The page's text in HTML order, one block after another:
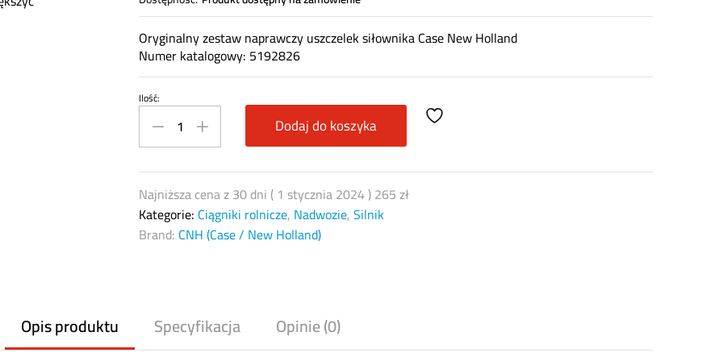
Oryginalny zestaw naprawczy uszczelek siłownika Case New Holland
Numer katalogowy: 5192826
Zestaw
naprawczy
uszczelek
5192826
quantity
Ilość:
Dodaj do koszyka
Najniższa cena z 30 dni ( 1 stycznia 2024)265zł
Kategorie: Ciągniki rolnicze, Nadwozie,Silnik
Brand: CNH (Case / New Holland)
Opis produktu Specyfikacja Opinie (0)